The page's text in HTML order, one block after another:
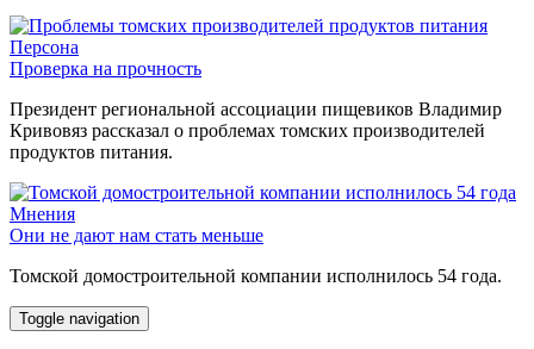
Персона
Проверка на прочность
Президент региональной ассоциации пищевиков Владимир
Кривовяз рассказал о проблемах томских производителей
продуктов питания.
Мнения
Они не дают нам стать меньше
Томской домостроительной компании исполнилось 54 года.
Toggle navigation